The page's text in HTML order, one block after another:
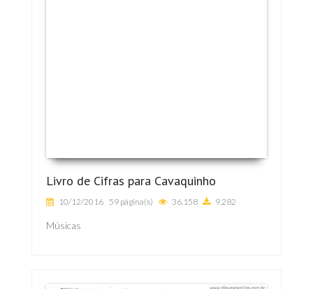
Livro de Cifras para Cavaquinho
10/12/2016 59 página(s) 36.158 9.282
Músicas